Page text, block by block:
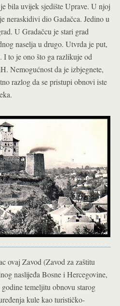
bila uvijek sjedište Uprave. U njoj
neraskidivi dio Gadačca. Jedino u
U Gradačcu je stari grad
naselja u drugo. Utvrda je put,
I to je ono što ga razlikuje od
Nemogućnost da je izbjegnete,
razlog da se pristupi obnovi iste
ovaj Zavod (Zavod za zaštitu
naslijeđa Bosne i Hercegovine,
temeljitu obnovu starog
kule kao turističko-